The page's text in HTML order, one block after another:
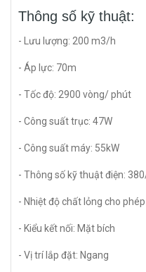
Thông số kỹ thuật:
- Lưu lượng: 200 m3/h
- Áp lực: 70m
- Tốc độ: 2900 vòng/ phút
- Công suất trục: 47W
- Công suất máy: 55kW
- Thông số kỹ thuật điện:
- Nhiệt độ chất lỏng cho phép
- Kiểu kết nối: Mặt bích
- Vị trí lắp đặt: Ngang